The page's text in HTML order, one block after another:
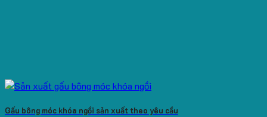
Gấu bông móc khóa ngồi sản xuất theo yêu cầu